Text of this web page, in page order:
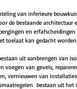
van inferieure
de bestaande architectuur
en
toelaat kan gedacht
uit aanbrengen van
voegen van gevels,
vernieuwen van
bestaan uit